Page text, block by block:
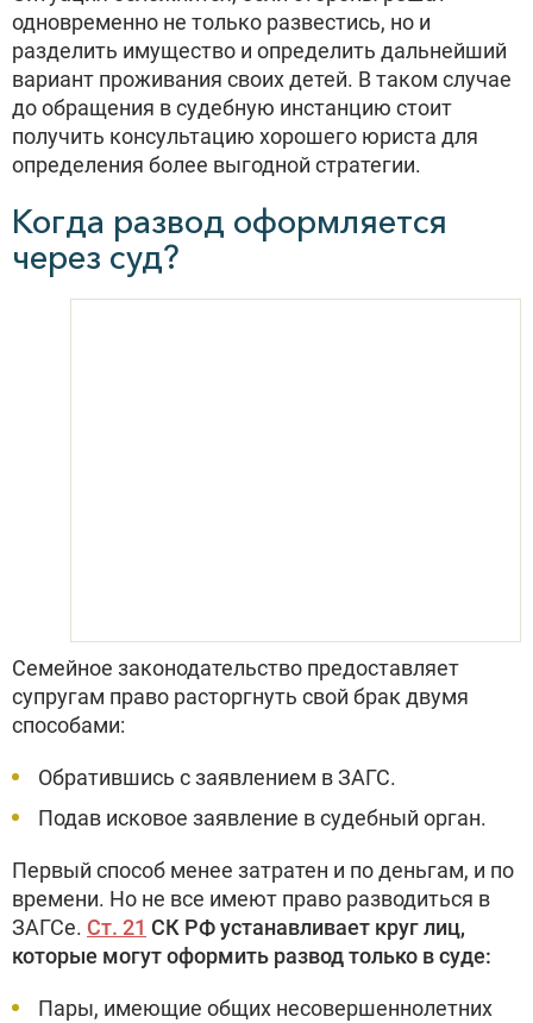
одновременно не только развестись, но и
разделить имущество и определить дальнейший
вариант проживания своих детей. В таком случае
до обращения в судебную инстанцию стоит
получить консультацию хорошего юриста для
определения более выгодной стратегии.
Когда развод оформляется
через суд?
Семейное законодательство предоставляет
супругам право расторгнуть свой брак двумя
способами:
Обратившись с заявлением в ЗАГС.
Подав исковое заявление в судебный орган.
Первый способ менее затратен и по деньгам, и по
времени. Но не все имеют право разводиться в
ЗАГСе. Ст. 21 СК РФ устанавливает круг лиц,
которые могут оформить развод только в суде:
Пары, имеющие общих несовершеннолетних